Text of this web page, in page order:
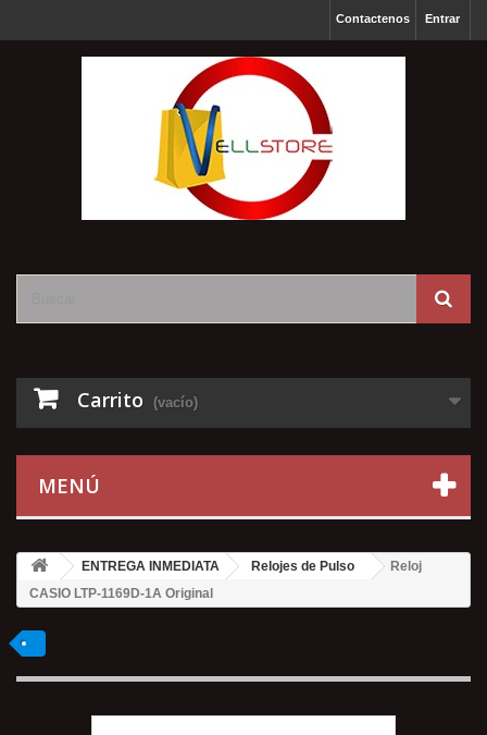
Entrar
Contactenos
Carrito (vacío)
MENÚ
ENTREGA INMEDIATA Relojes de Pulso
Reloj
CASIO LTP-1169D-1A Original